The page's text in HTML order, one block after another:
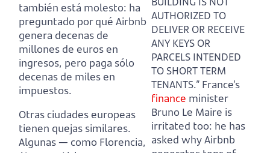
también está molesto: ha
preguntado por qué Airbnb
genera decenas de
millones de euros en
ingresos, pero paga sólo
decenas de miles en
impuestos.
Otras ciudades europeas
tienen quejas similares.
Algunas — como Florencia,
AUTHORIZED TO
DELIVER OR RECEIVE
ANY KEYS OR
PARCELS INTENDED
TO SHORT TERM
TENANTS.” France’s
finance minister
Bruno Le Maire is
irritated too: he has
asked why Airbnb